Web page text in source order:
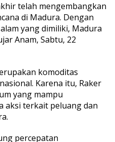
telah mengembangkan
di Madura. Dengan
yang dimiliki, Madura
Anam, Sabtu, 22
komoditas
Karena itu, Raker
yang mampu
aksi terkait peluang dan
percepatan